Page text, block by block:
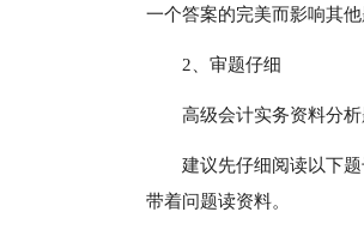
一个答案的完美而影响其他
2、审题仔细
高级会计实务资料分
建议先仔细阅读以下
带着问题读资料。